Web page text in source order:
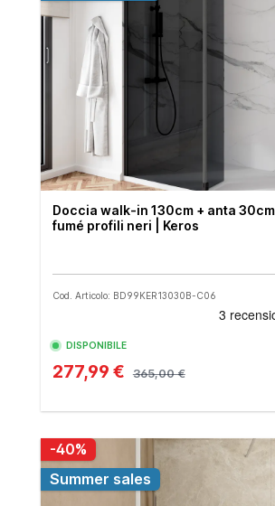
Doccia walk-in 130cm + anta
fumé profili neri | Keros
Cod. Articolo: BD99KER13030B-C06
DISPONIBILE
277,99 € 365,00 €
-40%
Summer sales